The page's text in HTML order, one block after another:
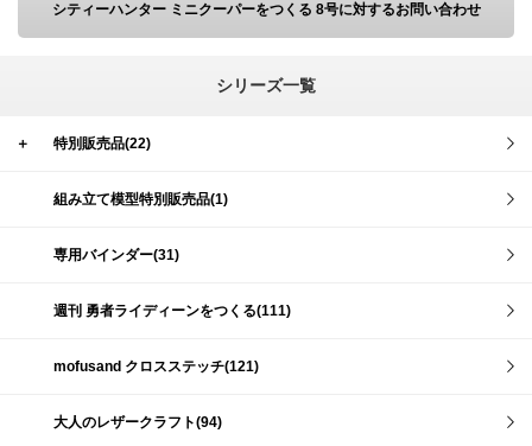
シティーハンター ミニクーパーをつくる 8号に対するお問い合わせ
シリーズ一覧
＋ 特別販売品(22)
組み立て模型特別販売品(1)
専用バインダー(31)
週刊 勇者ライディーンをつくる(111)
mofusand クロスステッチ(121)
大人のレザークラフト(94)